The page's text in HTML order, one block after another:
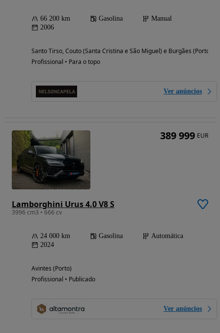
66 200 km Gasolina
Manual
2006
Santo Tirso, Couto (Santa Cristina e São Miguel) e Burgães (Porto)
Profissional • Para o topo
Ver anúncios
Lamborghini Urus 4.0 V8 S
3996 cm3 • 666 cv
24 000 km Gasolina
Automática
2024
Avintes (Porto)
Profissional • Publicado
Ver anúncios
389 999 EUR